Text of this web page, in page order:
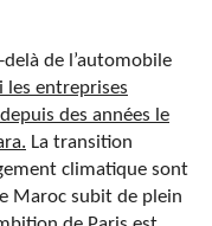
de l’automobile
les entreprises
des années le
La transition
climatique sont
Maroc subit de plein